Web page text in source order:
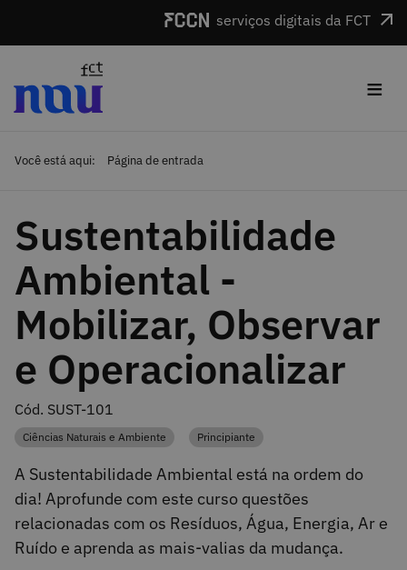
serviços digitais da FCT
≡
Você está aqui: Página de entrada
Sustentabilidade
Ambiental -
Mobilizar, Observar
e Operacionalizar
Cód. SUST-101
Categoria
Ciências Naturais e Ambiente Categoria
Principiante
A Sustentabilidade Ambiental está na ordem do
dia! Aprofunde com este curso questões
relacionadas com os Resíduos, Água, Energia, Ar e
Ruído e aprenda as mais-valias da mudança.